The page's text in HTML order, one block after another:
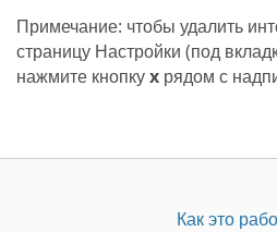
Примечание: чтобы удалить
страницу Настройки (под
нажмите кнопкуx рядом с
Как это